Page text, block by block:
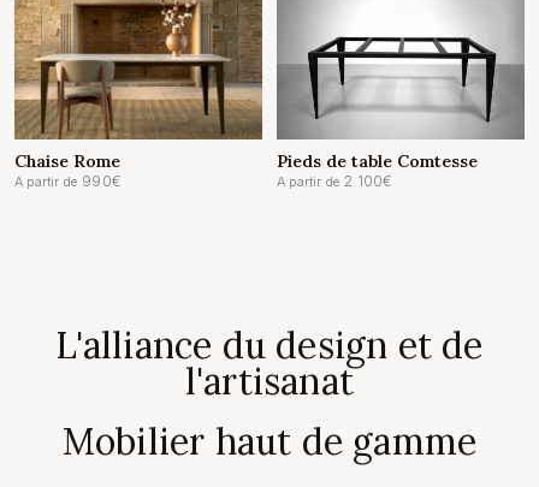
Chaise Rome
A partir de 990€
Pieds de table Comtesse
A partir de 2 100€
L'alliance du design et de
l'artisanat
Mobilier haut de gamme